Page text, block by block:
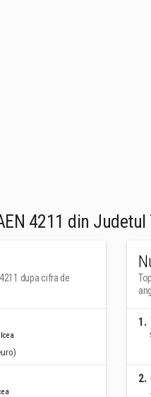
4211 din Judetul
dupa cifra de
1.
2.